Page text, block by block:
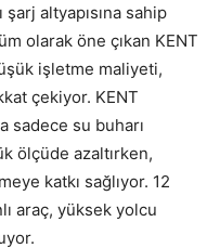
altyapısına sahip
olarak öne çıkan KENT
işletme maliyeti,
çekiyor. KENT
sadece su buharı
ölçüde azaltırken,
katkı sağlıyor. 12
araç, yüksek yolcu